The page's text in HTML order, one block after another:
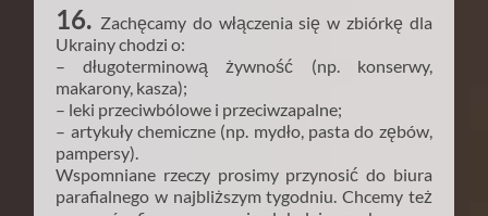
16. Zachęcamy do włączenia się w zbiórkę dla
Ukrainy chodzi o:
– długoterminową żywność (np. konserwy,
makarony, kasza);
– leki przeciwbólowe i przeciwzapalne;
– artykuły chemiczne (np. mydło, pasta do zębów,
pampersy).
Wspomniane rzeczy prosimy przynosić do biura
parafialnego w najbliższym tygodniu. Chcemy też